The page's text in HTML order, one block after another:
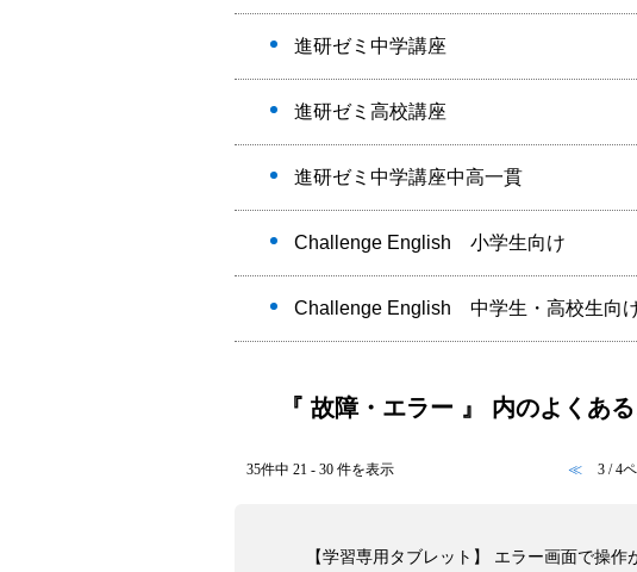
進研ゼミ中学講座
進研ゼミ高校講座
進研ゼミ中学講座中高一貫
Challenge English 小学生向け
Challenge English 中学生・高校生向
『 故障・エラー 』 内のよくあ
35件中 21 - 30 件を表示 ≪ 3 / 4
【学習専用タブレット】 エラー画面で操作